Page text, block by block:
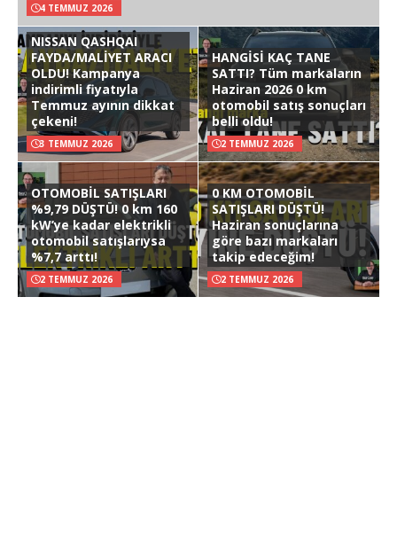
4 TEMMUZ 2026
NISSAN QASHQAI
FAYDA/MALİYET ARACI
OLDU! Kampanya
indirimli fiyatıyla
Temmuz ayının dikkat
çekeni!
3 TEMMUZ 2026
HANGİSİ KAÇ TANE
SATTI? Tüm markaların
Haziran 2026 0 km
otomobil satış sonuçları
belli oldu!
2 TEMMUZ 2026
OTOMOBİL SATIŞLARI
%9,79 DÜŞTÜ! 0 km 160
kW’ye kadar elektrikli
otomobil satışlarıysa
%7,7 arttı!
2 TEMMUZ 2026
0 KM OTOMOBİL
SATIŞLARI DÜŞTÜ!
Haziran sonuçlarına
göre bazı markaları
takip edeceğim!
2 TEMMUZ 2026